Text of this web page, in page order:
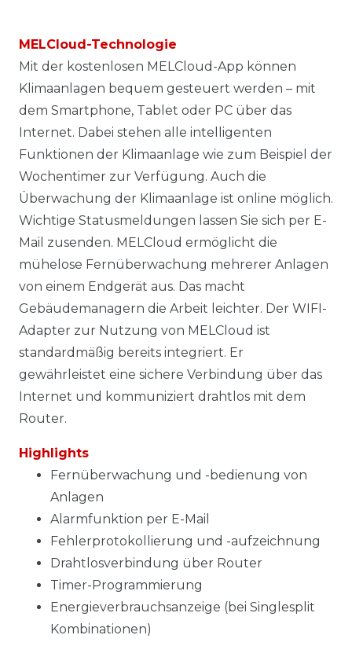
MELCloud-Technologie
Mit der kostenlosen MELCloud-App können
Klimaanlagen bequem gesteuert werden – mit
dem Smartphone, Tablet oder PC über das
Internet. Dabei stehen alle intelligenten
Funktionen der Klimaanlage wie zum Beispiel der
Wochentimer zur Verfügung. Auch die
Überwachung der Klimaanlage ist online möglich.
Wichtige Statusmeldungen lassen Sie sich per E-
Mail zusenden. MELCloud ermöglicht die
mühelose Fernüberwachung mehrerer Anlagen
von einem Endgerät aus. Das macht
Gebäudemanagern die Arbeit leichter. Der WIFI-
Adapter zur Nutzung von MELCloud ist
standardmäßig bereits integriert. Er
gewährleistet eine sichere Verbindung über das
Internet und kommuniziert drahtlos mit dem
Router.
Highlights
Fernüberwachung und -bedienung von
Anlagen
Alarmfunktion per E-Mail
Fehlerprotokollierung und -aufzeichnung
Drahtlosverbindung über Router
Timer-Programmierung
Energieverbrauchsanzeige (bei Singlesplit
Kombinationen)